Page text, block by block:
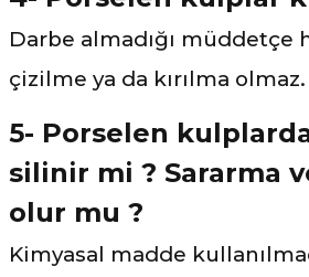
Darbe almadığı müddetçe
çizilme ya da kırılma olmaz.
5- Porselen
silinir mi ? Sararma
olur mu ?
Kimyasal madde